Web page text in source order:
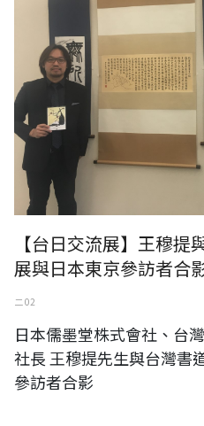
【台日交流展】王穆
展與日本東京參訪者合
二 02
日本儒墨堂株式會社、台
社長 王穆提先生與台灣書
參訪者合影